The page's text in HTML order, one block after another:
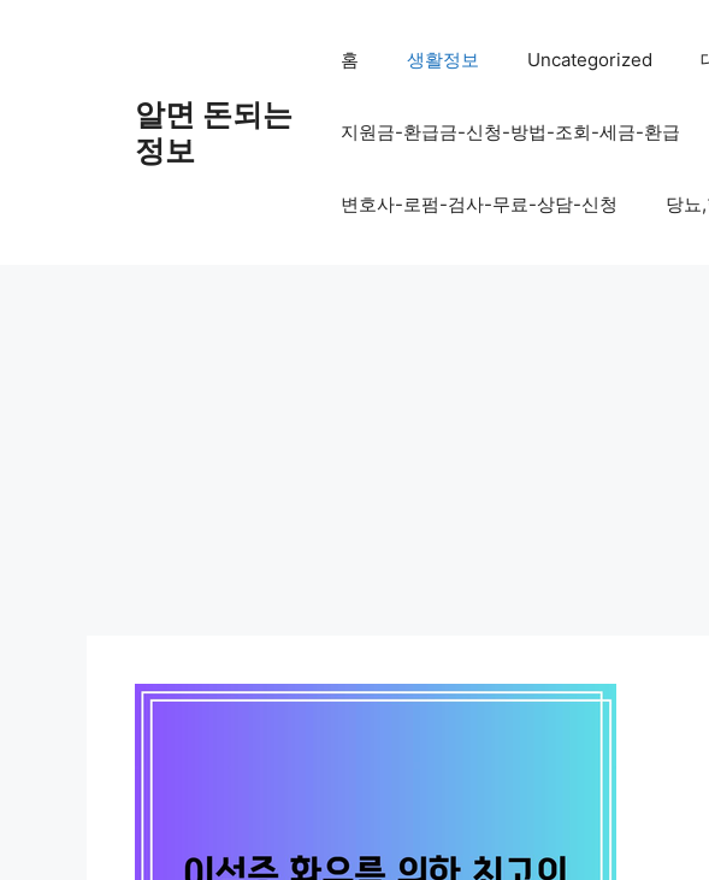
알면 돈되는
정보
홈 생활정보 Uncategorized
지원금-환급금-신청-방법-조회-세금-환급
변호사-로펌-검사-무료-상담-신청 당뇨